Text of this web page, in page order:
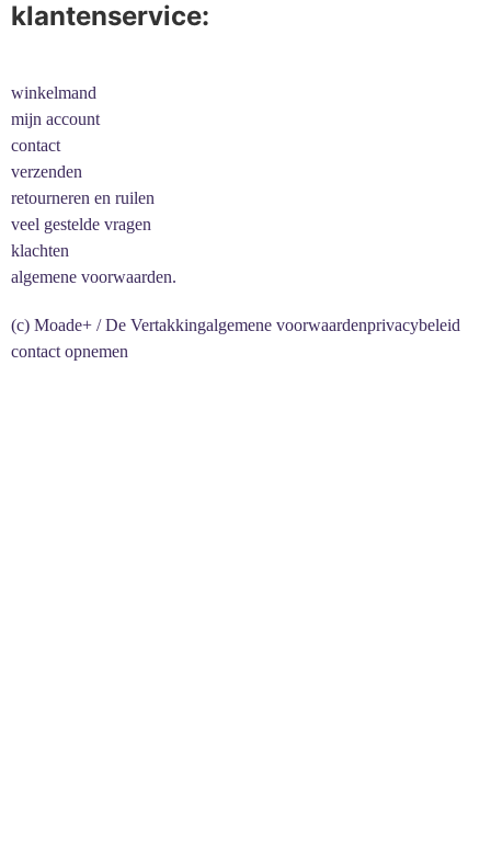
klantenservice:
winkelmand
mijn account
contact
verzenden
retourneren en ruilen
veel gestelde vragen
klachten
algemene voorwaarden.
(c) Moade+ / De Vertakkingalgemene voorwaardenprivacybeleid
contact opnemen